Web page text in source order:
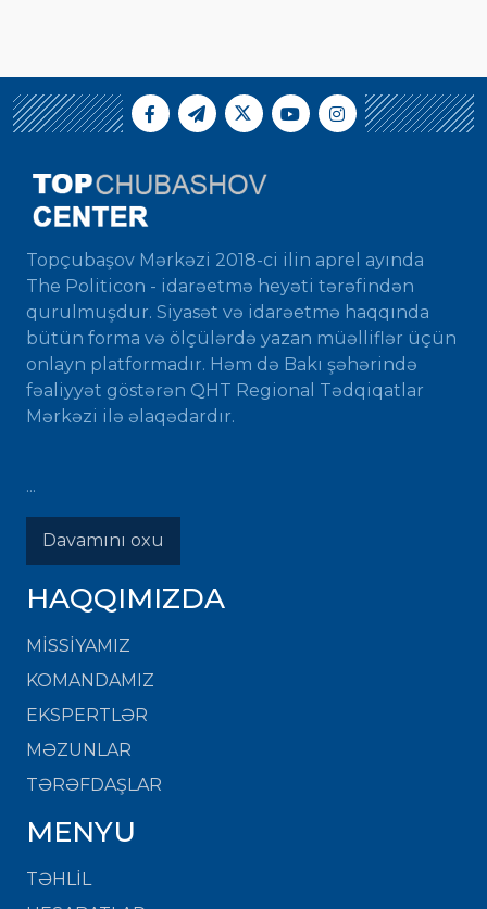
Topçubaşov Mərkəzi 2018-ci ilin aprel ayında
The Politicon - idarəetmə heyəti tərəfindən
qurulmuşdur. Siyasət və idarəetmə haqqında
bütün forma və ölçülərdə yazan müəlliflər üçün
onlayn platformadır. Həm də Bakı şəhərində
fəaliyyət göstərən QHT Regional Tədqiqatlar
Mərkəzi ilə əlaqədardır.
...
Davamını oxu
HAQQIMIZDA
MISSIYAMIZ
KOMANDAMIZ
EKSPERTLƏR
MƏZUNLAR
TƏRƏFDAŞLAR
MENYU
TƏHLİL